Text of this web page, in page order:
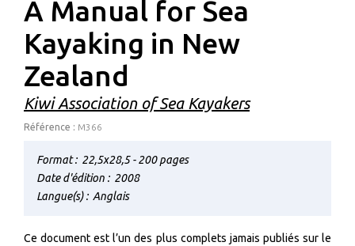
A Manual for Sea
Kayaking in New
Zealand
Kiwi Association of Sea Kayakers
Référence : M366
Format : 22,5x28,5 - 200 pages
Date d'édition : 2008
Langue(s) : Anglais
Ce document est l’un des plus complets jamais publiés sur le